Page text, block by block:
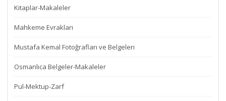
Kitaplar-Makaleler
Mahkeme Evrakları
Mustafa Kemal Fotoğrafları ve Belgeleri
Osmanlıca Belgeler-Makaleler
Pul-Mektup-Zarf